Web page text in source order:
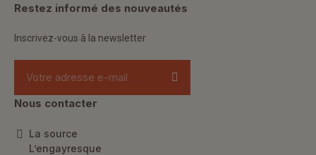
Restez informé des nouveautés
Inscrivez-vous à la newsletter
Nous contacter
La source
L’engayresque